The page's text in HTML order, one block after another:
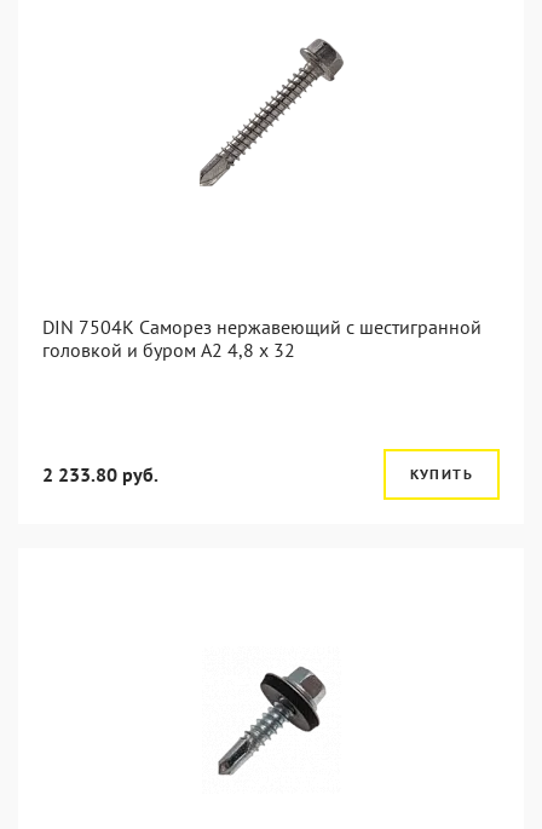
DIN 7504K Саморез нержавеющий с шестигранной
головкой и буром A2 4,8 x 32
2 233.80 руб. КУПИТЬ